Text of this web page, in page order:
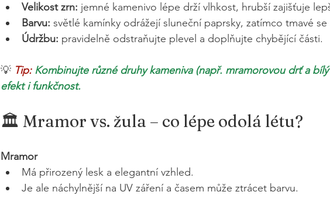
Velikost zrn: jemné kamenivo lépe drží vlhkost, hrubší zajišťuje
Barvu: světlé kamínky odrážejí sluneční paprsky, zatímco tmavé se
Údržbu: pravidelně odstraňujte plevel a doplňujte chybějící části.
💡 Tip: Kombinujte různé druhy kameniva (např. mramorovou drť a
efekt i funkčnost.
🏛️ Mramor vs. žula – co lépe odolá létu?
Mramor
Má přirozený lesk a elegantní vzhled.
Je ale náchylnější na UV záření a časem může ztrácet barvu.